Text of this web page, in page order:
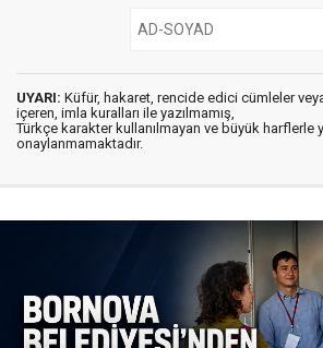
UYARI: Küfür, hakaret, rencide edici cümleler
içeren, imla kuralları ile yazılmamış,
Türkçe karakter kullanılmayan ve büyük harflerle
onaylanmamaktadır.